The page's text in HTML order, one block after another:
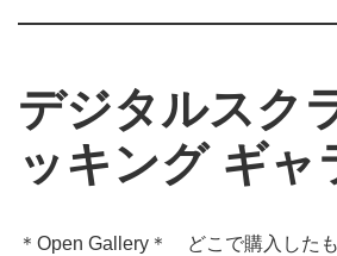
デジタルスク
ッキング ギャ
＊Open Gallery＊ どこで購入した